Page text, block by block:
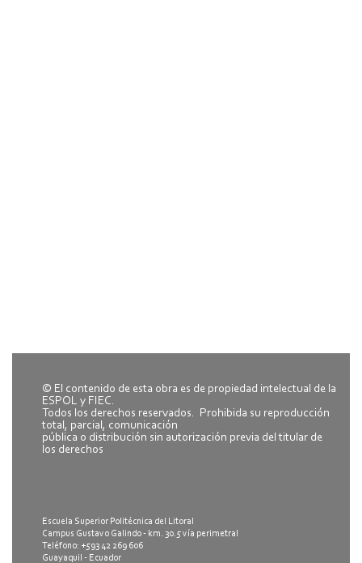
© El contenido de esta obra es de propiedad intelectual de la
ESPOL y FIEC.
Todos los derechos reservados. Prohibida su reproducción
total, parcial, comunicación
pública o distribución sin autorización previa del titular de
los derechos
Escuela Superior Politécnica del Litoral
Campus Gustavo Galindo - km. 30.5 vía perimetral
Teléfono: +593 42 269 606
Guayaquil - Ecuador